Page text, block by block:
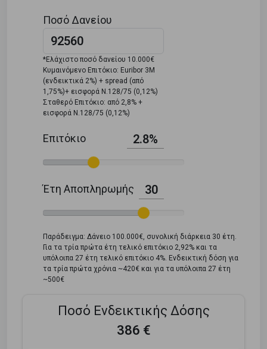
Ποσό Δανείου
*Ελάχιστο ποσό δανείου 10.000€
Κυμαινόμενο Επιτόκιο: Euribor 3M
(ενδεικτικά 2%) + spread (από
1,75%)+ εισφορά Ν.128/75 (0,12%)
Σταθερό Επιτόκιο: από 2,8% +
εισφορά Ν.128/75 (0,12%)
Επιτόκιο 2.8%
Έτη Αποπληρωμής 30
Παράδειγμα: Δάνειο 100.000€, συνολική διάρκεια 30 έτη.
Για τα τρία πρώτα έτη τελικό επιτόκιο 2,92% και τα
υπόλοιπα 27 έτη τελικό επιτόκιο 4%. Ενδεικτική δόση για
τα τρία πρώτα χρόνια ~420€ και για τα υπόλοιπα 27 έτη
~500€
Ποσό Ενδεικτικής Δόσης
386 €